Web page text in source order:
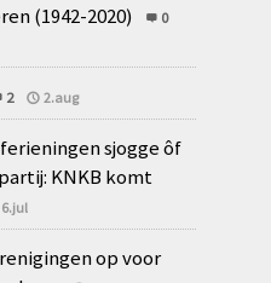
(1942-2020)
0
2 2.aug
sjogge ôf
KNKB komt
6.jul
op voor